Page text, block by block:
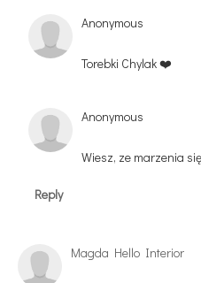
Anonymous
Torebki Chylak ❤️
Anonymous
Wiesz, ze marzenia
Reply
Magda Hello Interior